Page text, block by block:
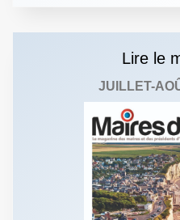
Lire le
JUILLET-